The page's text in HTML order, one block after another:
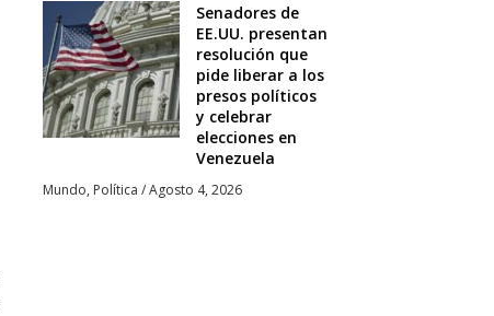
Senadores de
EE.UU. presentan
resolución que
pide liberar a los
presos políticos
y celebrar
elecciones en
Venezuela
Mundo, Política /Agosto 4, 2026